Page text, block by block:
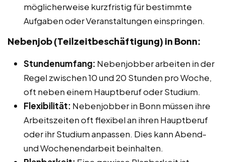
möglicherweise kurzfristig für bestimmte
Aufgaben oder Veranstaltungen einspringen.
Nebenjob (Teilzeitbeschäftigung) in Bonn:
Stundenumfang: Nebenjobber arbeiten in der
Regel zwischen 10 und 20 Stunden pro Woche,
oft neben einem Hauptberuf oder Studium.
Flexibilität: Nebenjobber in Bonn müssen ihre
Arbeitszeiten oft flexibel an ihren Hauptberuf
oder ihr Studium anpassen. Dies kann Abend-
und Wochenendarbeit beinhalten.